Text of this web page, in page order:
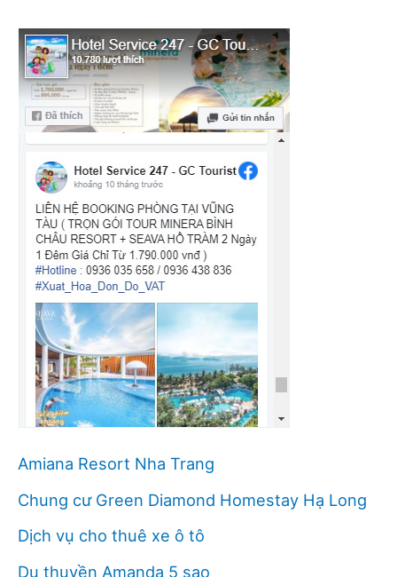
Amiana Resort Nha Trang
Chung cư Green Diamond Homestay Hạ Long
Dịch vụ cho thuê xe ô tô
Du thuyền Amanda 5 sao